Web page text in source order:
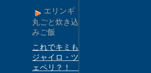
エリンギ
丸ごと炊き込
みご飯
これでキミも
ジャイロ・ツ
ェペリ？！